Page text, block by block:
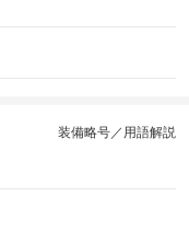
装備略号／用語解説